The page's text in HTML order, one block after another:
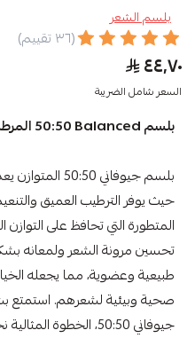
بلسم الشعر
(٣٦ تقييم)
٤٤٫٧٠
السعر شامل الضريبة
بلسم ‎50:50 Balanced المرطب والملطف للشعر من جيوفاني
بلسم جيوفاني
حيث يوفر الترطيب العميق
المتطورة التي تحافظ على
تحسين مرونة الشعر ولمعانه
طبيعية وعضوية، مما يجعله
صحية وبيئية لشعرهم. استمتع
جيوفاني 50:50، الخطوة المثالية نحو تجربة تصفيف لا تُنسى.